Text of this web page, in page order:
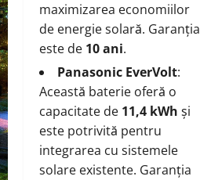
maximizarea economiilor
de energie solară. Garanția
este de 10 ani.
Panasonic EverVolt:
Această baterie oferă o
capacitate de 11,4 kWh și
este potrivită pentru
integrarea cu sistemele
solare existente. Garanția